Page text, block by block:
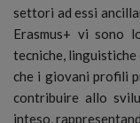
settori ad essi
Erasmus+ vi sono
tecniche, linguistiche
che i giovani profili
contribuire allo
inteso,